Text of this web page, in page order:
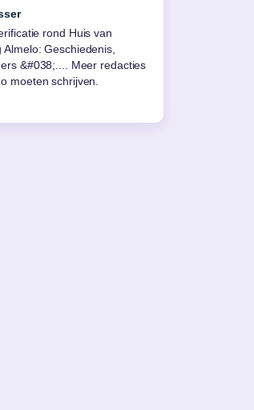
rond Wat helpt tegen
Tips, triggers en.... Dit is de
samenvatting die ik
gezien.